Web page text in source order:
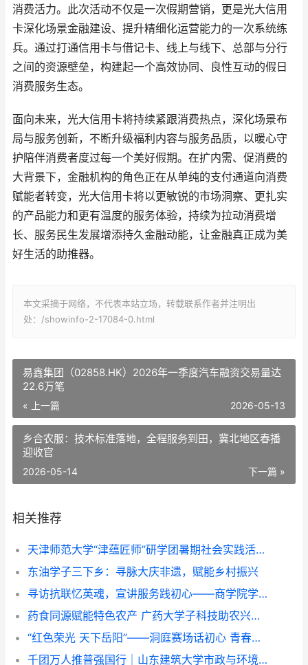
消费活力。此次活动不仅是一次假期营销，更是光大信用
卡深化场景金融建设、提升精细化运营能力的一次系统练
兵。通过打通信用卡与借记卡、线上与线下、总部与分行
之间的资源壁垒，构建起一个高效协同、良性互动的假日
消费服务生态。
面向未来，光大信用卡将持续紧跟消费热点，深化场景布
局与服务创新，不断升级福利内容与服务品质，以暖心守
护陪伴消费者度过每一个美好假期。在扩内需、促消费的
大背景下，金融机构的角色正在从单纯的支付通道向消费
赋能者转变，光大信用卡将以更敏锐的市场洞察、更扎实
的产品能力和更有温度的服务体验，持续为拉动消费增
长、服务民生发展增添持久金融动能，让金融真正成为美
好生活的助推器。
本文采摘于网络，不代表本站立场，转载联系作者并注明出
处：/showinfo-2-17084-0.html
易鑫集团（02858.HK）2026年一季度汽车融资交易量达
22.6万笔
« 上一篇 2026-05-13
乡合农服：技术标准落地，全程服务到田，冀北地区春播
迎收官
下一篇 »
2026-05-14
相关推荐
天津师范大学“津蕴匠师”研学团暑期社会实践活动纪实
东油学子三下乡：寻脉大庆非遗，赋能乡村振兴
寻访抗联忆英魂，宣讲服务践初心——商学院学生团队三下乡纪实
药食同源赋能特色农产 广药大学子科技助农兴乡——广东药科大学中药学院“紫酝兴乡”突击队赴云浮市天堂镇开展暑期三下乡实践
“红色荣光 天下岳阳”——洞庭赛场话初心 青春作品传家国
千团万人推普强国行｜山东建筑大学市政与环境工程学院“语润新声·筑美疆来”志愿服务队赴莎车县开展实践活动